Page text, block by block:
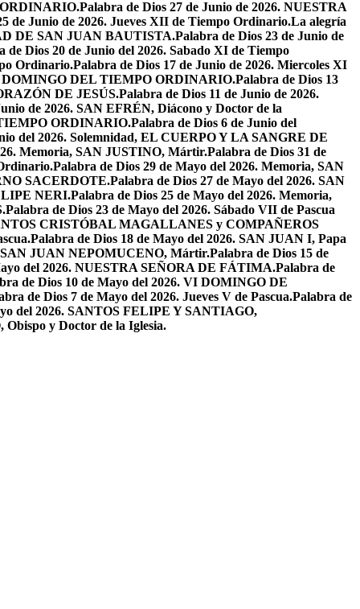
Palabra de Dios 27 de Junio de 2026. NUESTRA
de Junio de 2026. Jueves XII de Tiempo Ordinario.La alegría
DE SAN JUAN BAUTISTA.Palabra de Dios 23 de Junio de
de Dios 20 de Junio del 2026. Sabado XI de Tiempo
Ordinario.Palabra de Dios 17 de Junio de 2026. Miercoles XI
DOMINGO DEL TIEMPO ORDINARIO.Palabra de Dios 13
DE JESÚS.Palabra de Dios 11 de Junio de 2026.
de 2026. SAN EFRÉN, Diácono y Doctor de la
ORDINARIO.Palabra de Dios 6 de Junio del
del 2026. Solemnidad, EL CUERPO Y LA SANGRE DE
Memoria, SAN JUSTINO, Mártir.Palabra de Dios 31 de
Palabra de Dios 29 de Mayo del 2026. Memoria, SAN
SACERDOTE.Palabra de Dios 27 de Mayo del 2026. SAN
NERI.Palabra de Dios 25 de Mayo del 2026. Memoria,
Palabra de Dios 23 de Mayo del 2026. Sábado VII de Pascua
CRISTÓBAL MAGALLANES y COMPAÑEROS
Palabra de Dios 18 de Mayo del 2026. SAN JUAN I, Papa
SAN JUAN NEPOMUCENO, Mártir.Palabra de Dios 15 de
del 2026. NUESTRA SEÑORA DE FÁTIMA.Palabra de
de Dios 10 de Mayo del 2026. VI DOMINGO DE
de Dios 7 de Mayo del 2026. Jueves V de Pascua.Palabra de
del 2026. SANTOS FELIPE Y SANTIAGO,
y Doctor de la Iglesia.